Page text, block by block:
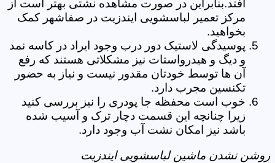
افتد.بنابراین در صورت مشاهده نشتی بهتر است از
مرکز تعمیر لباسشویی ایندزیت در صفاشهر کمک
بخواهید.
پوسیدگی لاستیک دور درب وجود ایراد در کاسه نمد
و دیگ و هیدرواستات نیز مشکلاتی هستند که رفع
آن ها توسط خودتان مقدور نیست و نیاز به حضور
تکنسین مجرب دارد.
خوب است محفظه جا پودری را نیز بررسی کنید
زیرا چنانچه این قسمت دچار ترک و آسیب شده
باشد نیز امکان نشت آب وجود دارد.
روشن نشدن ماشین لباسشویی ایندزیت